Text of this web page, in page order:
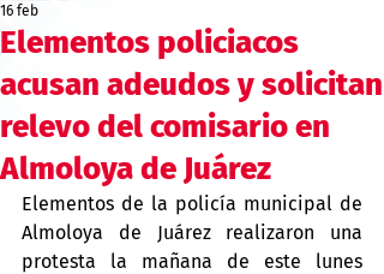
Elementos policiacos
acusan adeudos y solicitan
relevo del comisario en
Almoloya de Juárez
16 feb
Elementos de la policía municipal de
Almoloya de Juárez realizaron una
protesta la mañana de este lunes